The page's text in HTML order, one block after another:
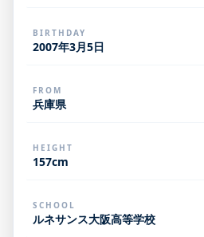
BIRTHDAY
2007年3月5日
FROM
兵庫県
HEIGHT
157cm
SCHOOL
ルネサンス大阪高等学校